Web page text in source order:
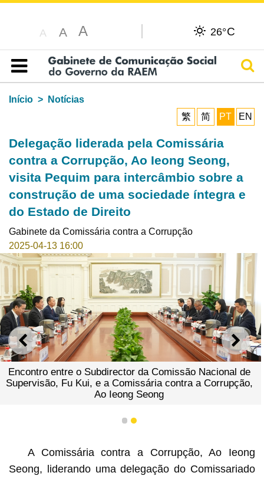
A A A 26°C
Índice
Início
Notícias
繁
简 PT EN
Delegação liderada pela Comissária
contra a Corrupção, Ao Ieong Seong,
visita Pequim para intercâmbio sobre a
construção de uma sociedade íntegra e
do Estado de Direito
Gabinete da Comissária contra a Corrupção
2025-04-13 16:00
ANTERIOR
Encontro entre o Subdirector da Comissão Nacional de
Supervisão, Fu Kui, e a Comissária contra a Corrupção,
Ao Ieong Seong
1 2
A Comissária contra a Corrupção, Ao Ieong
Seong, liderando uma delegação do Comissariado